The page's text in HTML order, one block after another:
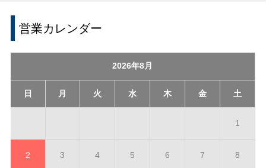
営業カレンダー
2026年8月
日 月 火 水 木 金 土
1
2 3 4 5 6 7 8